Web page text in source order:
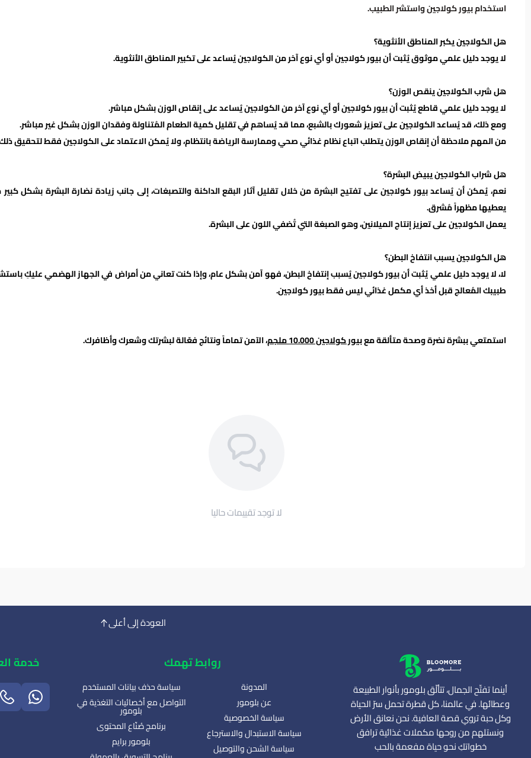
استخدام بيور كولاجين واستشر الطبيب.
هل الكولاجين يكبر المناطق الأنثوية؟
لا يوجد دليل علمي موثوق يُثبت أن بيور كولاجين أو أي نوع آخر من الكولاجين يُساعد على تكبير المناطق الأنثوية.
هل شرب الكولاجين ينقص الوزن؟
لا يوجد دليل علمي قاطع يُثبت أن بيور كولاجين أو أي نوع آخر من الكولاجين يُساعد على إنقاص الوزن بشكل مباشر.
ومع ذلك، قد يُساعد الكولاجين على تعزيز شعورك بالشبع، مما قد يُساهم في تقليل كمية الطعام المُتناولة وفقدان الوزن بشكل غير مباشر.
من المهم ملاحظة أن إنقاص الوزن يتطلب اتباع نظام غذائي صحي وممارسة الرياضة بانتظام، ولا يُمكن الاعتماد على الكولاجين فقط لتحقيق
هل شراب الكولاجين يبيض البشرة؟
نعم، يُمكن أن يُساعد بيور كولاجين على تفتيح البشرة من خلال تقليل آثار البقع الداكنة والتصبغات، إلى جانب زيادة نضارة البشرة بشكل
يعطيها مظهراً مُشرق.
يعمل الكولاجين على تعزيز إنتاج الميلانين، وهو الصبغة التي تُضفي اللون على البشرة.
هل الكولاجين يسبب انتفاخ البطن؟
لا، لا يوجد دليل علمي يُثبت أن بيور كولاجين يُسبب إنتفاخ البطن، فهو آمن بشكل عام، وإذا كنت تعاني من أمراض في الجهاز الهضمي عليكِ
طبيبك المُعالج قبل أخذ أي مكمل غذائي ليس فقط بيور كولاجين.
استمتعي ببشرة نضرة وصحة متألقة معبيور كولاجين 10.000 ملجم ، الآمن تماماً ونتائج فعّالة لبشرتك وشعرك وأظافرك.
لا توجد تقييمات حاليا
العودة إلى أعلى
أينما تفتّح الجمال، تتألّق بلومور بأنوار الطبيعة
وعطائها. في عالمنا، كل قطرة تحمل سرّ الحياة
وكل حبة تروي قصة العافية. نحن نعانق الأرض
ونستلهم من روحها مكملات غذائية ترافق
خطواتكِ نحو حياة مفعمة بالحب
روابط تهمك
المدونة
عن بلومور
سياسة الخصوصية
سياسة الاستبدال والاسترجاع
سياسة الشحن والتوصيل
سياسة حذف بيانات المستخدم
التواصل مع أخصائيات التغذية في
بلومور
برنامج صُنّاع المحتوى
بلومور برايم
خدمة